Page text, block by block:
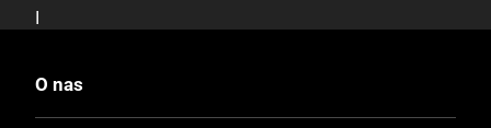
I
Druk
Kolor
O nas